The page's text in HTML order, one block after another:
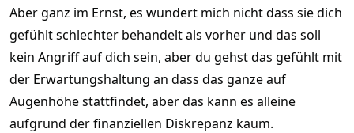
Aber ganz im Ernst, es wundert mich nicht dass sie dich
gefühlt schlechter behandelt als vorher und das soll
kein Angriff auf dich sein, aber du gehst das gefühlt mit
der Erwartungshaltung an dass das ganze auf
Augenhöhe stattfindet, aber das kann es alleine
aufgrund der finanziellen Diskrepanz kaum.